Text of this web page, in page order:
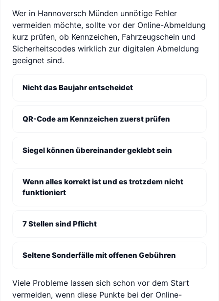
Wer in Hannoversch Münden unnötige Fehler
vermeiden möchte, sollte vor der Online-Abmeldung
kurz prüfen, ob Kennzeichen, Fahrzeugschein und
Sicherheitscodes wirklich zur digitalen Abmeldung
geeignet sind.
Nicht das Baujahr entscheidet
QR-Code am Kennzeichen zuerst prüfen
Siegel können übereinander geklebt sein
Wenn alles korrekt ist und es trotzdem nicht
funktioniert
7 Stellen sind Pflicht
Seltene Sonderfälle mit offenen Gebühren
Viele Probleme lassen sich schon vor dem Start
vermeiden, wenn diese Punkte bei der Online-